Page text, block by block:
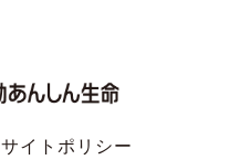
サイトポリシー